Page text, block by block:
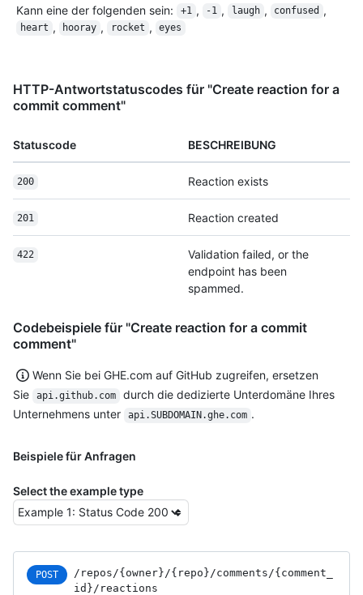
Kann eine der folgenden sein: +1 , -1 , laugh , confused ,
heart , hooray , rocket , eyes
HTTP-Antwortstatuscodes für "Create reaction for a
commit comment"
Statuscode BESCHREIBUNG
200 Reaction exists
201 Reaction created
422
Validation failed, or the
endpoint has been
spammed.
Codebeispiele für "Create reaction for a commit
comment"
Wenn Sie bei GHE.com auf GitHub zugreifen, ersetzen
Sie
api.github.com
durch die dedizierte Unterdomäne Ihres
Unternehmens unter
api.SUBDOMAIN.ghe.com .
Beispiele für Anfragen
Select the example type
POST /repos /{owner} /{repo} /comments /{comment_
id} /reactions